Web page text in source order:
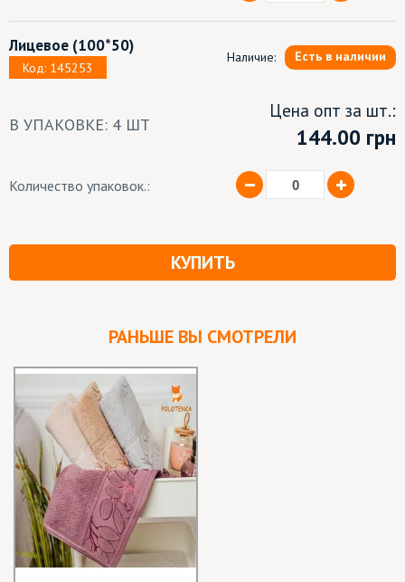
Лицевое (100*50)
Код: 145253
Наличие: Есть в наличии
В УПАКОВКЕ: 4 ШТ
Цена опт за шт.:
144.00 грн
Количество упаковок.:
КУПИТЬ
РАНЬШЕ ВЫ СМОТРЕЛИ